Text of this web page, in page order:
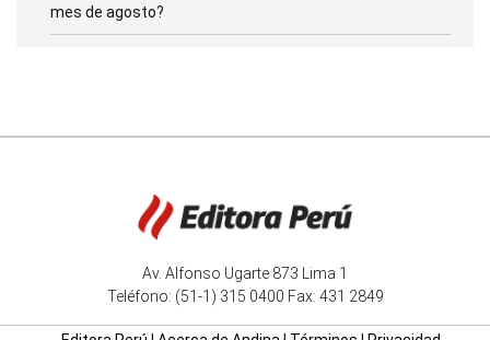
mes de agosto?
Av. Alfonso Ugarte 873 Lima 1
Teléfono: (51-1) 315 0400 Fax: 431 2849